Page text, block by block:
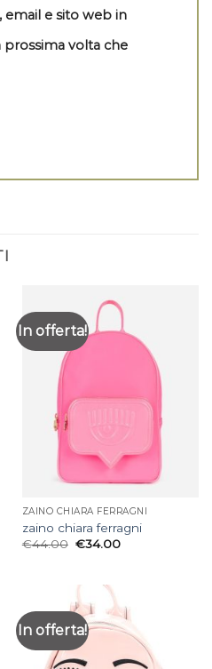
email e sito web in
volta che
In offerta!
ZAINO CHIARA FERRAGNI
zaino chiara ferragni
€44.00 €34.00
In offerta!